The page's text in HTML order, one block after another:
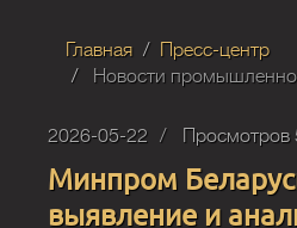
Главная
Пресс-центр
Новости
2026-05-22 Просмотров
Минпром
выявление и